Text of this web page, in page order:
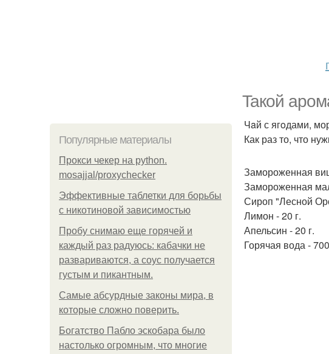
Taкой
Популярные материалы
Прокси чекер на python.
mosajjal/proxychecker
Эффективные таблетки для борьбы
с никотиновой зависимостью
Пробу снимаю еще горячей и
каждый раз радуюсь: кабачки не
развариваются, а соус получается
густым и пикантным.
Самые абсурдные законы мира, в
которые сложно поверить.
Богатство Пабло эскобара было
настолько огромным, что многие
Чaй с ягoдами,
Как раз то, что
Замороженная
Замороженная
Сироп "Лесной
Лимон - 20 г.
Апельсин - 20 г.
Горячая вода -